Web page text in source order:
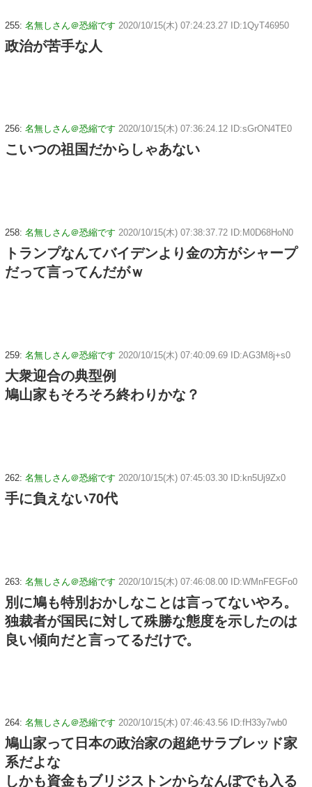
255: 名無しさん＠恐縮です 2020/10/15(木) 07:24:23.27 ID:1QyT46950
政治が苦手な人
256: 名無しさん＠恐縮です 2020/10/15(木) 07:36:24.12 ID:sGrON4TE0
こいつの祖国だからしゃあない
258: 名無しさん＠恐縮です 2020/10/15(木) 07:38:37.72 ID:M0D68HoN0
トランプなんてバイデンより金の方がシャープ
だって言ってんだがｗ
259: 名無しさん＠恐縮です 2020/10/15(木) 07:40:09.69 ID:AG3M8j+s0
大衆迎合の典型例
鳩山家もそろそろ終わりかな？
262: 名無しさん＠恐縮です 2020/10/15(木) 07:45:03.30 ID:kn5Uj9Zx0
手に負えない70代
263: 名無しさん＠恐縮です 2020/10/15(木) 07:46:08.00 ID:WMnFEGFo0
別に鳩も特別おかしなことは言ってないやろ。
独裁者が国民に対して殊勝な態度を示したのは
良い傾向だと言ってるだけで。
264: 名無しさん＠恐縮です 2020/10/15(木) 07:46:43.56 ID:fH33y7wb0
鳩山家って日本の政治家の超絶サラブレッド家
系だよな
しかも資金もブリジストンからなんぼでも入る